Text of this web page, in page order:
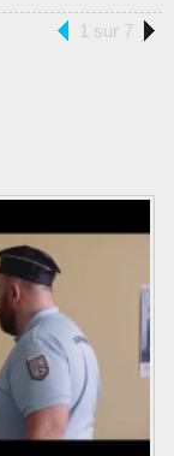
1 sur 7